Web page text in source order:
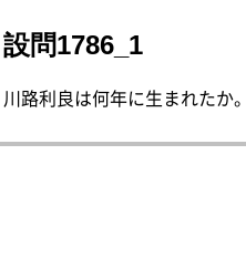
設問1786_1
川路利良は何年に生まれたか